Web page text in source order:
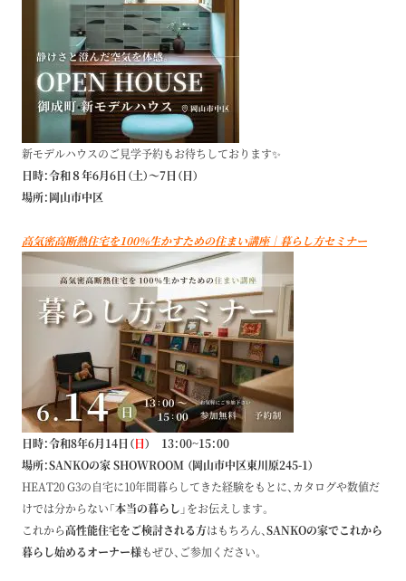
新モデルハウスのご見学予約もお待ちしております✨
日時：令和８年6月6日（土）～7日（日）
場所：岡山市中区
高気密高断熱住宅を100％生かすための住まい講座｜暮らし方セミナー
日時：令和8年6月14日（日） 13：00~15：00
場所：SANKOの家 SHOWROOM （岡山市中区東川原245-1）
HEAT20 G3の自宅に10年間暮らしてきた経験をもとに、カタログや数値だ
けでは分からない「本当の暮らし」をお伝えします。
これから高性能住宅をご検討される方はもちろん、SANKOの家でこれから
暮らし始めるオーナー様もぜひ、ご参加ください。